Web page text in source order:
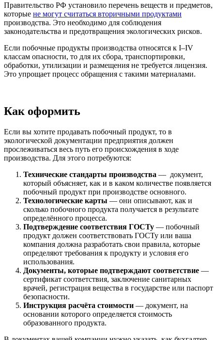
Правительство РФ установило перечень веществ и предметов,
которые не могут считаться вторичными продуктами
производства. Это необходимо для соблюдения
законодательства и предотвращения экологических рисков.
Если побочные продукты производства относятся к I–IV
классам опасности, то для их сбора, транспортировки,
обработки, утилизации и размещения не требуется лицензия.
Это упрощает процесс обращения с такими материалами.
Как оформить
Если вы хотите продавать побочный продукт, то в
экологической документации предприятия должен
прослеживаться весь путь его происхождения в ходе
производства. Для этого потребуются:
Технические стандарты производства — документ,
который объясняет, как и в каком количестве появляется
побочный продукт при производстве основного.
Технологические карты — они описывают, как и
сколько побочного продукта получается в результате
определённого процесса.
Подтверждение соответствия ГОСТу — побочный
продукт должен соответствовать ГОСТу или ваша
компания должна разработать свои правила, которые
определяют требования к продукту и условия его
использования.
Документы, которые подтверждают соответствие —
сертификат соответствия, заключение санитарных
врачей, регистрация вещества в государстве или паспорт
безопасности.
Инструкция расчёта стоимости — документ, на
основании которого определяется стоимость
образованного продукта.